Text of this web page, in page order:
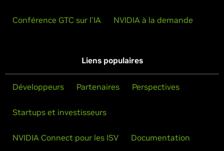
Conférence GTC sur l'IA NVIDIA à la demande
Liens populaires
Développeurs Partenaires Perspectives
Startups et investisseurs
NVIDIA Connect pour les ISV Documentation